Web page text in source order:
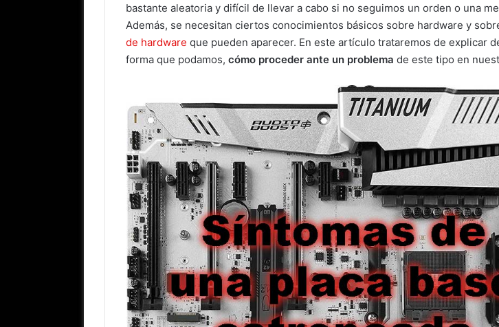
bastante aleatoria y difícil de llevar a cabo si no seguimos un orden o una
Además, se necesitan ciertos conocimientos básicos sobre hardware y
de hardware que pueden aparecer. En este artículo trataremos de explicar
forma que podamos, cómo proceder ante un problema de este tipo en